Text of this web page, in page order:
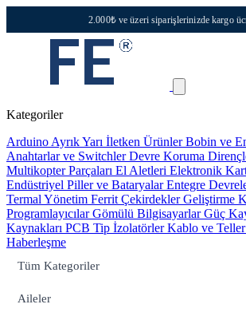
2.000₺ ve üzeri siparişlerinizde kargo
Kategoriler
Arduino Ayrık Yarı İletken ÜrünlerBobin ve
Anahtarlar ve SwitchlerDevre Koruma
Multikopter Parçaları El Aletleri Elektronik
Endüstriyel Piller ve BataryalarEntegre
Termal Yönetim Ferrit ÇekirdeklerGeliştirme
ProgramlayıcılarGömülü BilgisayarlarGüç
Kaynakları PCB Tip İzolatörlerKablo ve Teller
Haberleşme
Tüm Kategoriler
Aileler